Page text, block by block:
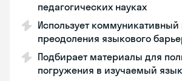
педагогических науках
Использует коммуникативный
преодоления языкового
Подбирает материалы для
погружения в изучаемый язык